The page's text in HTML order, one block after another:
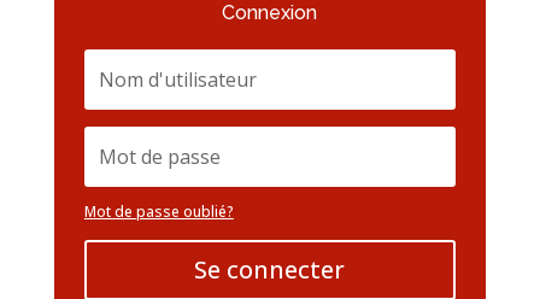
Connexion
Mot de passe oublié?
Se connecter